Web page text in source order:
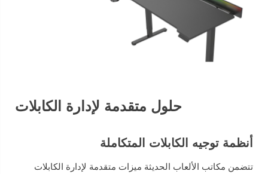
حلول متقدمة لإدارة الكابلات
أنظمة توجيه الكابلات المتكاملة
تتضمن مكاتب الألعاب الحديثة ميزات متقدمة لإدارة الكابلات